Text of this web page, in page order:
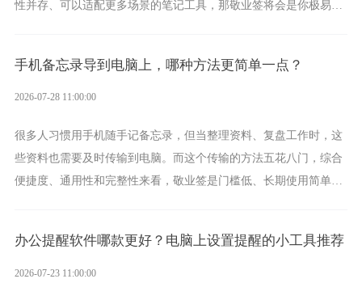
性并存、可以适配更多场景的笔记工具，那敬业签将会是你极易上
手机备忘录导到电脑上，哪种方法更简单一点？
2026-07-28 11:00:00
很多人习惯用手机随手记备忘录，但当整理资料、复盘工作时，这
些资料也需要及时传输到电脑。而这个传输的方法五花八门，综合
便捷度、通用性和完整性来看，敬业签是门槛低、长期使用简单的
办公提醒软件哪款更好？电脑上设置提醒的小工具推荐
2026-07-23 11:00:00